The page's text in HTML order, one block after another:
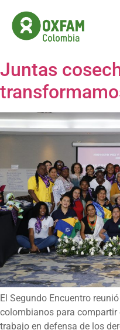
Juntas
El Segundo Encuentro
colombianos para compartir
trabajo en defensa de los